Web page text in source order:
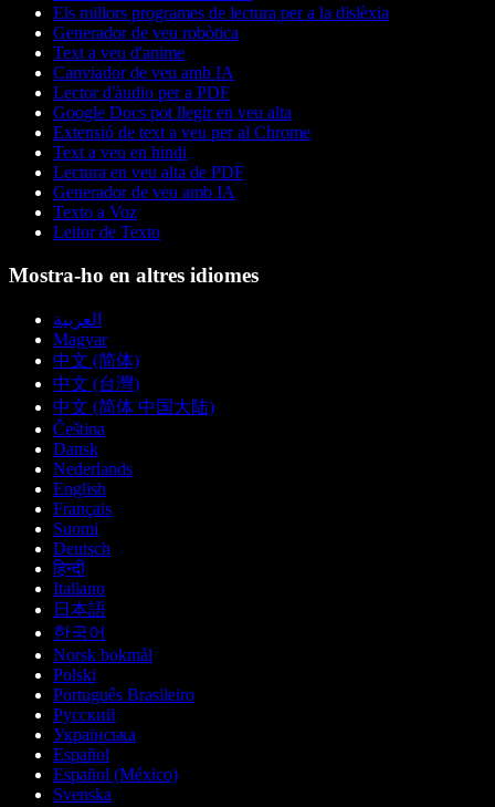
Els millors programes de lectura per a la dislèxia
Generador de veu robòtica
Text a veu d'anime
Canviador de veu amb IA
Lector d'àudio per a PDF
Google Docs pot llegir en veu alta
Extensió de text a veu per al Chrome
Text a veu en hindi
Lectura en veu alta de PDF
Generador de veu amb IA
Texto a Voz
Leitor de Texto
Mostra-ho en altres idiomes
العربية
Magyar
中文 (简体)
中文 (台灣)
中文 (简体 中国大陆)
Čeština
Dansk
Nederlands
English
Français
Suomi
Deutsch
हिन्दी
Italiano
日本語
한국어
Norsk bokmål
Polski
Português Brasileiro
Русский
Українська
Español
Español (México)
Svenska